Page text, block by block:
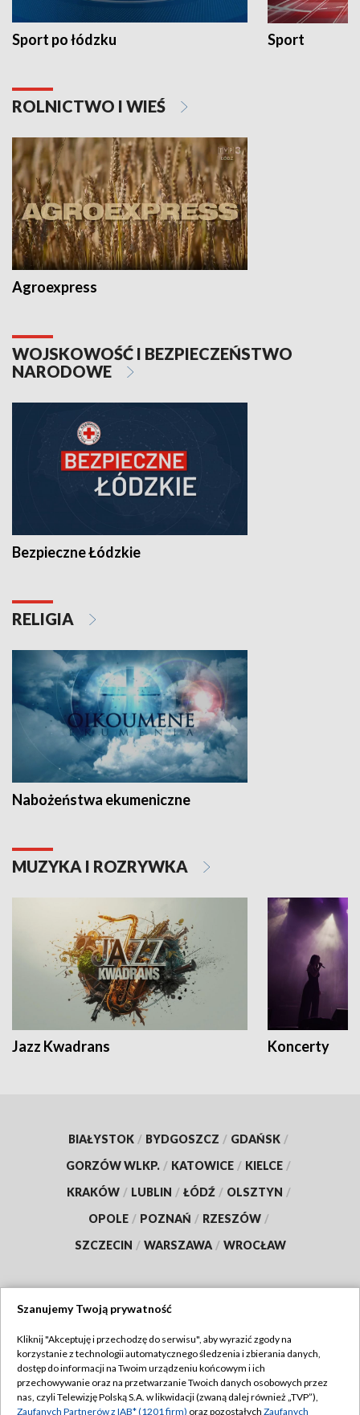
Sport po łódzku Sport
ROLNICTWO I WIEŚ
Agroexpress
WOJSKOWOŚĆ I BEZPIECZEŃSTWO
NARODOWE
Bezpieczne Łódzkie
RELIGIA
Nabożeństwa ekumeniczne
MUZYKA I ROZRYWKA
Jazz Kwadrans Koncerty
BIAŁYSTOK / BYDGOSZCZ / GDAŃSK /
GORZÓW WLKP. / KATOWICE / KIELCE /
KRAKÓW / LUBLIN / ŁÓDŹ / OLSZTYN /
OPOLE / POZNAŃ / RZESZÓW /
SZCZECIN / WARSZAWA / WROCŁAW
TVP
Abonament TVP
Emisja w TVP
Regulamin TVP
Szanujemy Twoją prywatność
Kliknij "Akceptuję i przechodzę do serwisu", aby wyrazić zgody na
korzystanie z technologii automatycznego śledzenia i zbierania danych,
dostęp do informacji na Twoim urządzeniu końcowym i ich
przechowywanie oraz na przetwarzanie Twoich danych osobowych przez
nas, czyli Telewizję Polską S.A. w likwidacji (zwaną dalej również „TVP”),
Zaufanych Partnerów z IAB* (1201 firm) oraz pozostałych Zaufanych